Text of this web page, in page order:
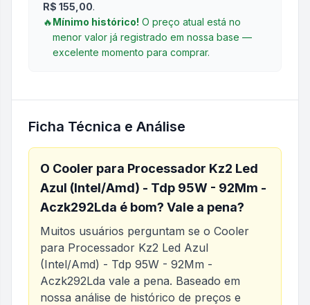
R$ 155,00.
🔥Mínimo histórico! O preço atual está no
menor valor já registrado em nossa base —
excelente momento para comprar.
Ficha Técnica e Análise
O Cooler para Processador Kz2 Led
Azul (Intel/Amd) - Tdp 95W - 92Mm -
Aczk292Lda é bom? Vale a pena?
Muitos usuários perguntam se o Cooler
para Processador Kz2 Led Azul
(Intel/Amd) - Tdp 95W - 92Mm -
Aczk292Lda vale a pena. Baseado em
nossa análise de histórico de preços e